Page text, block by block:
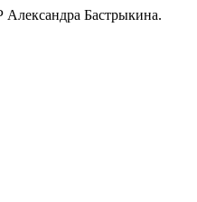
Александра Бастрыкина.